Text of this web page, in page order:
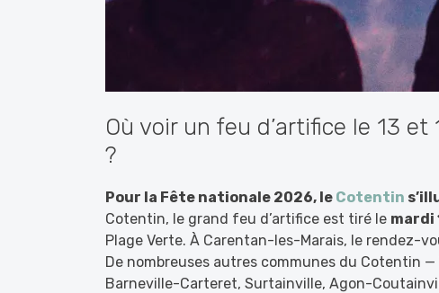
Où voir un feu d’artifice le 13
?
Pour la Fête nationale 2026, le Cotentin
Cotentin, le grand feu d’artifice est tiré le mardi
Plage Verte. À Carentan-les-Marais, le rendez-
De nombreuses autres communes du Cotentin
Barneville-Carteret, Surtainville, Agon-